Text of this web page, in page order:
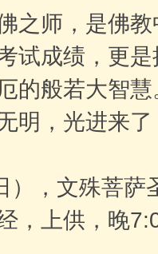
之师，是佛教
试成绩，更
的般若大智
明，光进来
），文殊菩萨
，上供，晚